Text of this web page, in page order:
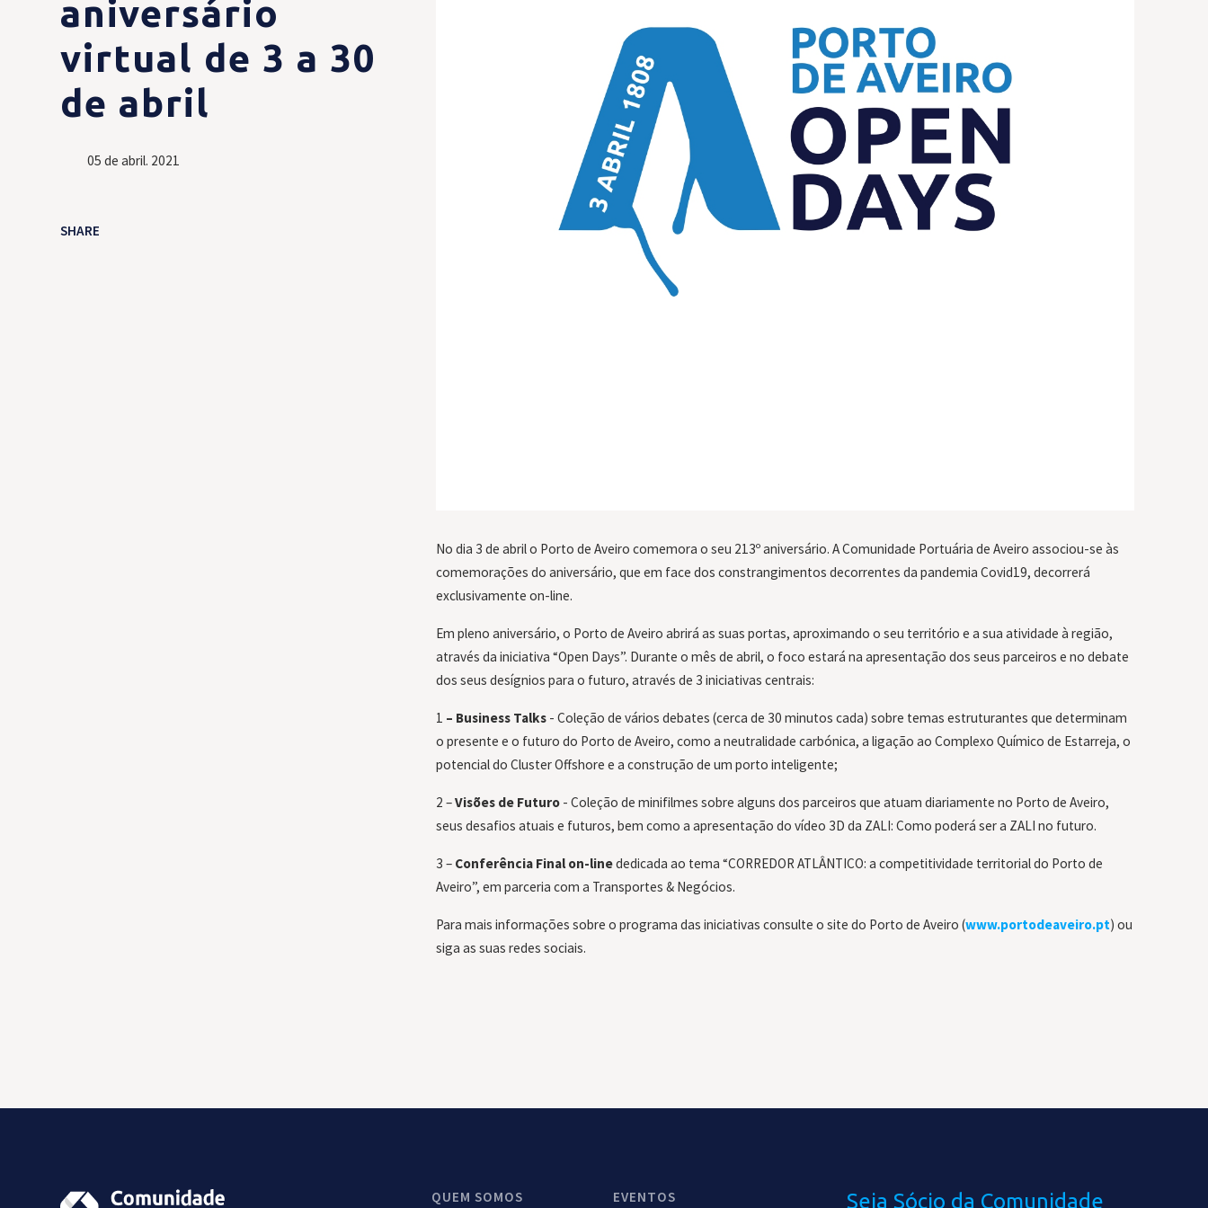
aniversário
virtual de 3 a 30
de abril
05 de abril. 2021
SHARE
No dia 3 de abril o Porto de Aveiro comemora o seu 213º aniversário. A Comunidade Portuária de Aveiro associou-se às
comemorações do aniversário, que em face dos constrangimentos decorrentes da pandemia Covid19, decorrerá
exclusivamente on-line.
Em pleno aniversário, o Porto de Aveiro abrirá as suas portas, aproximando o seu território e a sua atividade à região,
através da iniciativa “Open Days”. Durante o mês de abril, o foco estará na apresentação dos seus parceiros e no debate
dos seus desígnios para o futuro, através de 3 iniciativas centrais:
1 – Business Talks - Coleção de vários debates (cerca de 30 minutos cada) sobre temas estruturantes que determinam
o presente e o futuro do Porto de Aveiro, como a neutralidade carbónica, a ligação ao Complexo Químico de Estarreja, o
potencial do Cluster Offshore e a construção de um porto inteligente;
2 –Visões de Futuro - Coleção de minifilmes sobre alguns dos parceiros que atuam diariamente no Porto de Aveiro,
seus desafios atuais e futuros, bem como a apresentação do vídeo 3D da ZALI: Como poderá ser a ZALI no futuro.
3 – Conferência Final on-linededicada ao tema “CORREDOR ATLÂNTICO: a competitividade territorial do Porto de
Aveiro”, em parceria com a Transportes & Negócios.
Para mais informações sobre o programa das iniciativas consulte o site do Porto de Aveiro (www.portodeaveiro.pt) ou
siga as suas redes sociais.
QUEM SOMOS EVENTOS Seja Sócio da Comunidade